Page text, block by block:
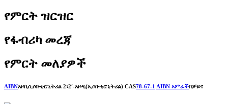
የምርት ዝርዝር
የፋብሪካ መረጃ
የምርት መለያዎች
AIBNአዞቢሲሶቡቲሮኒትሪል 2፣2′-አዞዲ(ኢሶቡቲሮኒትሪል) CAS78-67-1 AIBN አምራችበቻይና